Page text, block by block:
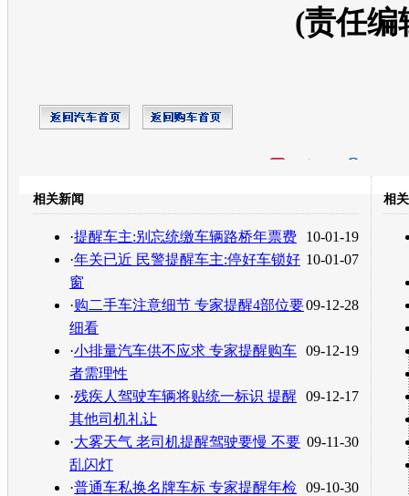
(责任编
转发至：
相关新闻
10-01-19
·提醒车主:别忘统缴车辆路桥年票费
10-01-07
·年关已近 民警提醒车主:停好车锁好
窗
09-12-28
·购二手车注意细节 专家提醒4部位要
细看
09-12-19
·小排量汽车供不应求 专家提醒购车
者需理性
09-12-17
·残疾人驾驶车辆将贴统一标识 提醒
其他司机礼让
09-11-30
·大雾天气 老司机提醒驾驶要慢 不要
乱闪灯
09-10-30
·普通车私换名牌车标 专家提醒年检
相